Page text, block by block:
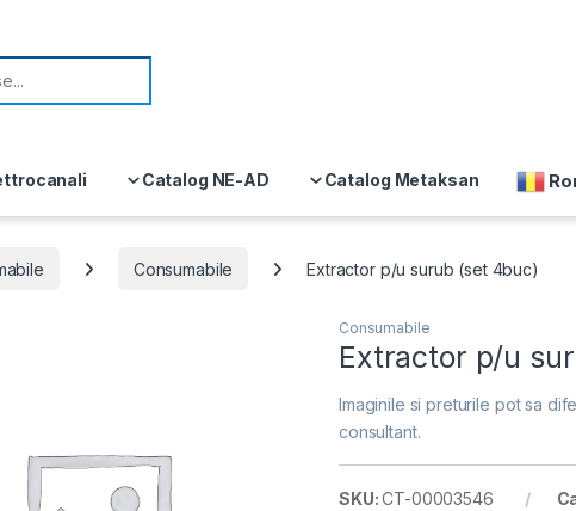
Catalog NE-AD Catalog Metaksan
Consumabile Extractor p/u surub (set 4buc)
Consumabile
Extractor p/u
Imaginile si preturile pot sa
consultant.
SKU:CT-00003546